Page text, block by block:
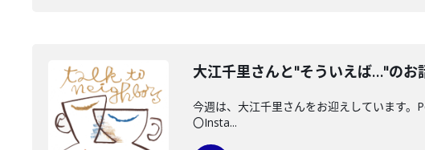
大江千里さんと"そういえば…"のお
今週は、大江千里さんをお迎えしています
〇Insta...